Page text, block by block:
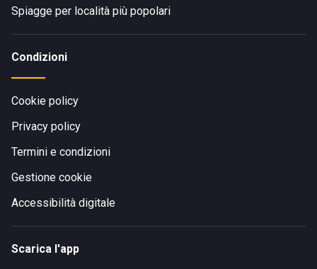
Spiagge per località più popolari
Condizioni
Cookie policy
Privacy policy
Termini e condizioni
Gestione cookie
Accessibilità digitale
Scarica l'app